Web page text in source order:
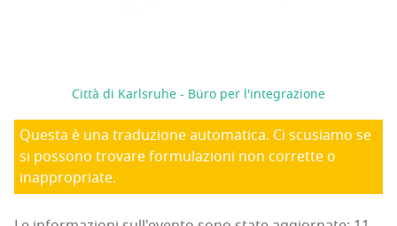
Città di Karlsruhe - Büro per l'integrazione
Questa è una traduzione automatica. Ci scusiamo se
si possono trovare formulazioni non corrette o
inappropriate.